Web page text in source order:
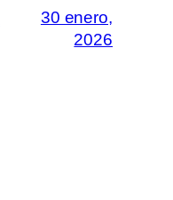
30 enero,
2026